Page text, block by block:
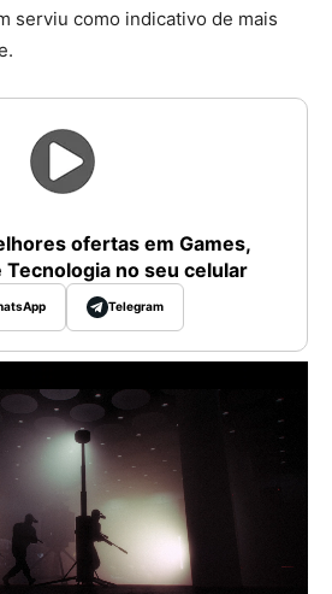
serviu como indicativo de mais
ofertas em Games,
Tecnologia no seu celular
Telegram